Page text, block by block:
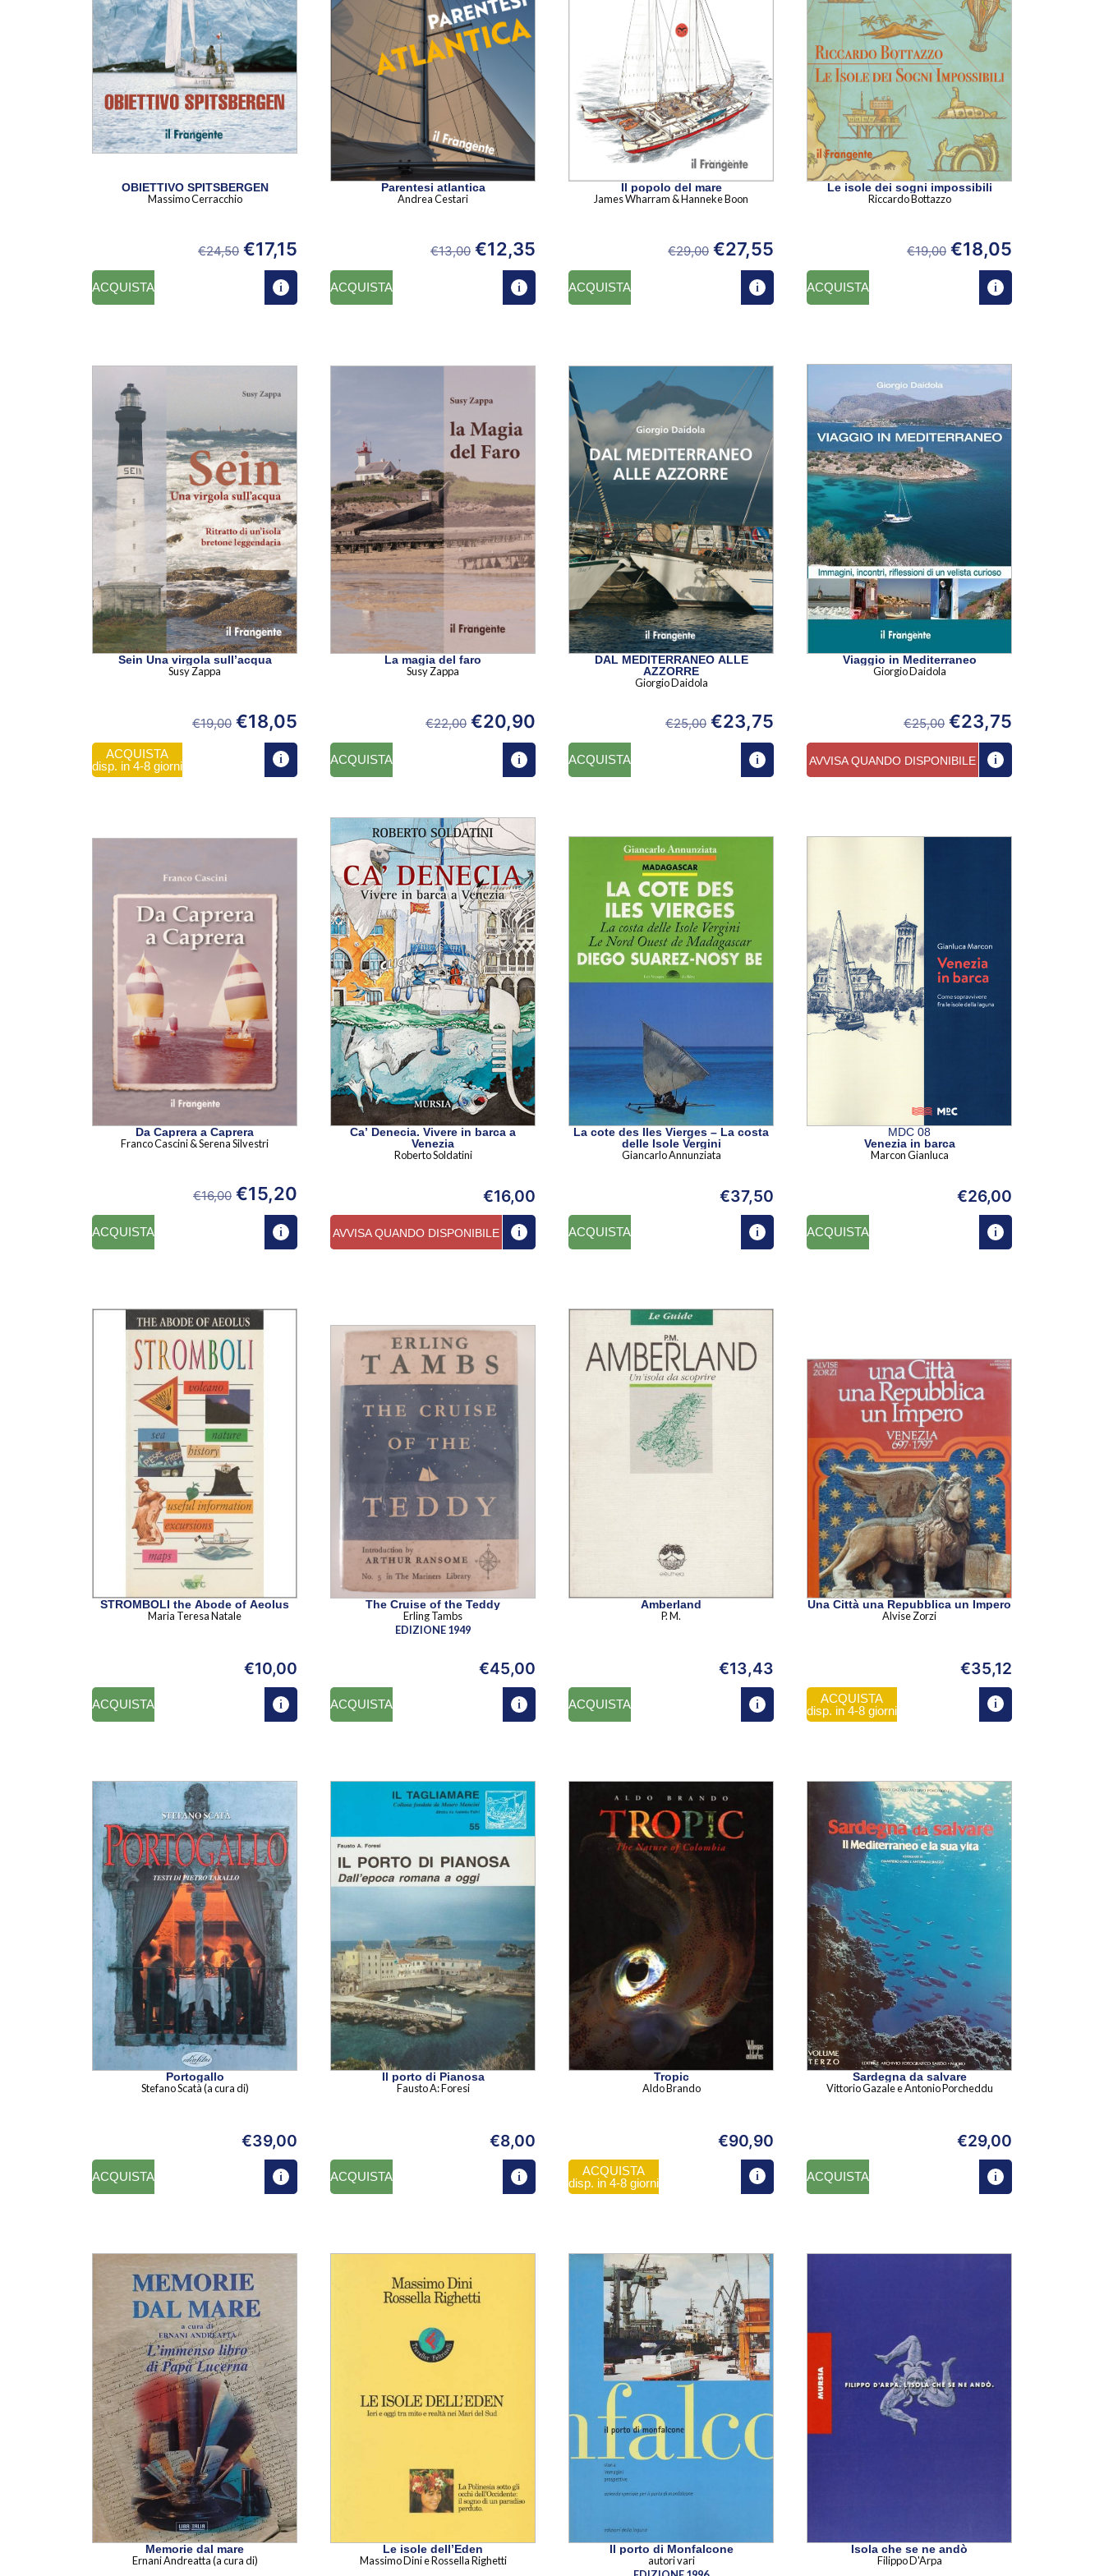
OBIETTIVO SPITSBERGEN
Massimo Cerracchio
€24,50 €17,15
ACQUISTA
Parentesi atlantica
Andrea Cestari
€13,00 €12,35
ACQUISTA
Il popolo del mare
James Wharram & Hanneke Boon
€29,00 €27,55
ACQUISTA
Le isole dei sogni impossibili
Riccardo Bottazzo
€19,00 €18,05
ACQUISTA
Sein Una virgola sull’acqua
Susy Zappa
€19,00 €18,05
ACQUISTA
disp. in 4-8 giorni
La magia del faro
Susy Zappa
€22,00 €20,90
ACQUISTA
DAL MEDITERRANEO ALLE
AZZORRE
Giorgio Daidola
€25,00 €23,75
ACQUISTA
Viaggio in Mediterraneo
Giorgio Daidola
€25,00 €23,75
AVVISA QUANDO DISPONIBILE
Da Caprera a Caprera
Franco Cascini & Serena Silvestri
€16,00 €15,20
ACQUISTA
Ca’ Denecia. Vivere in barca a
Venezia
Roberto Soldatini
€16,00
AVVISA QUANDO DISPONIBILE
La cote des Iles Vierges – La costa
delle Isole Vergini
Giancarlo Annunziata
€37,50
ACQUISTA
MDC 08
Venezia in barca
Marcon Gianluca
€26,00
ACQUISTA
STROMBOLI the Abode of Aeolus
Maria Teresa Natale
€10,00
ACQUISTA
The Cruise of the Teddy
Erling Tambs
EDIZIONE 1949
€45,00
ACQUISTA
Amberland
P. M.
€13,43
ACQUISTA
Una Città una Repubblica un Impero
Alvise Zorzi
€35,12
ACQUISTA
disp. in 4-8 giorni
Portogallo
Stefano Scatà (a cura di)
€39,00
ACQUISTA
Il porto di Pianosa
Fausto A: Foresi
€8,00
ACQUISTA
Tropic
Aldo Brando
€90,90
ACQUISTA
disp. in 4-8 giorni
Sardegna da salvare
Vittorio Gazale e Antonio Porcheddu
€29,00
ACQUISTA
Memorie dal mare
Ernani Andreatta (a cura di)
Le isole dell’Eden
Massimo Dini e Rossella Righetti
Il porto di Monfalcone
autori vari
Isola che se ne andò
Filippo D'Arpa